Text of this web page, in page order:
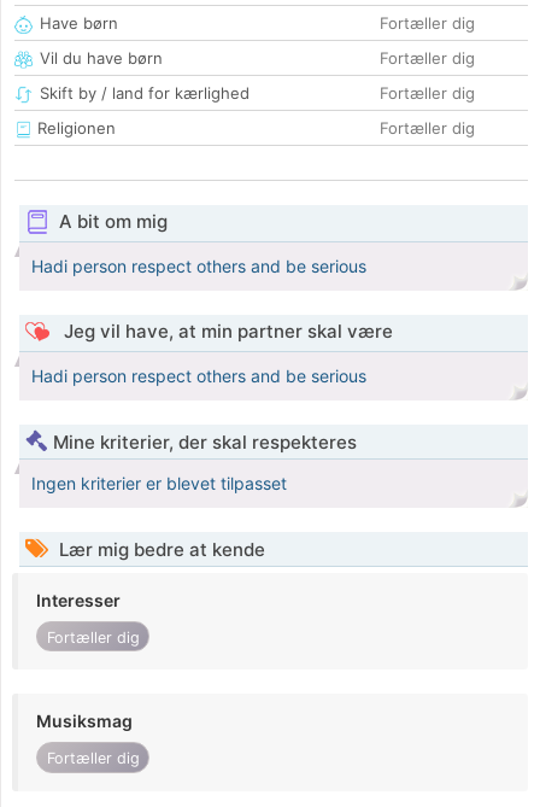
Have børn
Fortæller dig
Vil du have børn
Fortæller dig
Skift by / land for kærlighed
Fortæller dig
Religionen
Fortæller dig
A bit om mig
Hadi person respect others and be serious
Jeg vil have, at min partner skal være
Hadi person respect others and be serious
Mine kriterier, der skal respekteres
Ingen kriterier er blevet tilpasset
Lær mig bedre at kende
Interesser
Fortæller dig
Musiksmag
Fortæller dig